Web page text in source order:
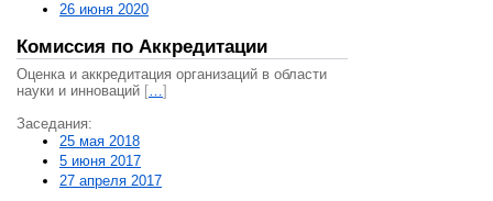
26 июня 2020
Комиссия по Аккредитации
Оценка и аккредитация организаций в области
науки и инноваций […]
Заседания:
25 мая 2018
5 июня 2017
27 апреля 2017